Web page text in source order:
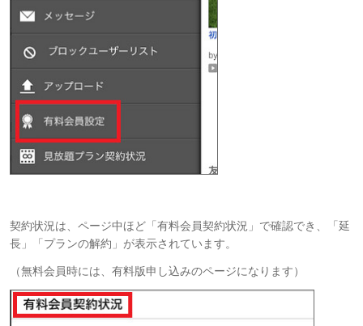
契約状況は、ページ中ほど「有料会員契約状況」で確認でき、「延
長」「プランの解約」が表示されています。
（無料会員時には、有料版申し込みのページになります）